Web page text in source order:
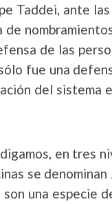
Taddei, ante
de las
fue una
del sistema
en tres
se denominan
una especie